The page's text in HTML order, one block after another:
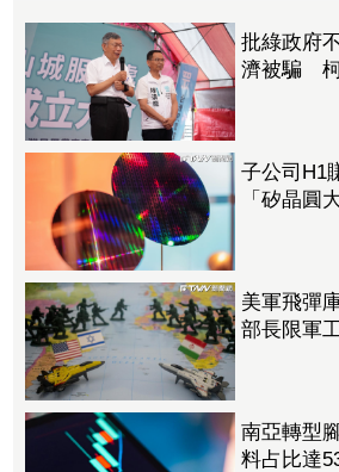
批綠政府
濟被騙 柯
子公司H1
「矽晶圓
攻太陽能
美軍飛彈
部長限軍
南亞轉型
料占比達